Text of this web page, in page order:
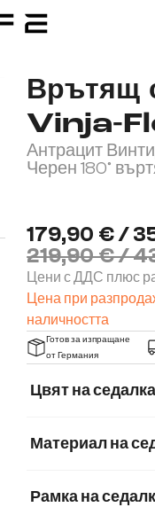
Врътящ
Vinja-
Антрацит
Черен 180°
179,90 € /
219,90 € /
Цени с ДДС плюс
Цена при
наличността
Готов за изпращане
от Германия
Цвят на
Материал на
Рамка на